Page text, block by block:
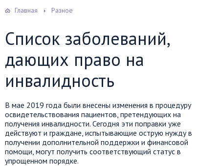
Главная Разное
Список заболеваний,
дающих право на
инвалидность
В мае 2019 года были внесены изменения в процедуру
освидетельствования пациентов, претендующих на
получения инвалидности. Сегодня эти поправки уже
действуют и граждане, испытывающие острую нужду в
получении дополнительной поддержки и финансовой
помощи, могут получить соответствующий статус в
упрощенном порядке.